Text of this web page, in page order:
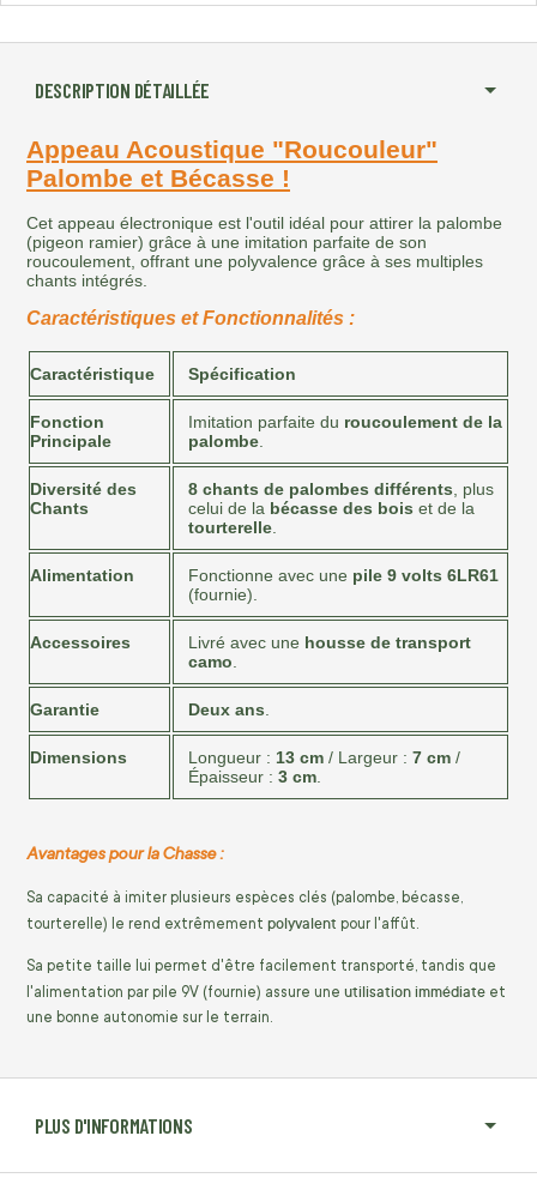
DESCRIPTION DÉTAILLÉE
PLUS D'INFORMATIONS
Appeau Acoustique "Roucouleur"
Palombe et Bécasse !
Cet appeau électronique est l'outil idéal pour attirer la palombe
(pigeon ramier) grâce à une imitation parfaite de son
roucoulement, offrant une polyvalence grâce à ses multiples
chants intégrés.
Caractéristiques et Fonctionnalités :
Caractéristique Spécification
Fonction
Principale
Imitation parfaite du roucoulement de la
palombe
Diversité des
Chants
8 chants de palombes différents , plus
celui de la bécasse des bois et de la
tourterelle
Alimentation Fonctionne avec une pile 9 volts 6LR61
(fournie).
Accessoires Livré avec une housse de transport
camo
Garantie Deux ans
Dimensions Longueur : 13 cm / Largeur : 7 cm /
Épaisseur : 3 cm
Avantages pour la Chasse :
Sa capacité à imiter plusieurs espèces clés (palombe, bécasse,
tourterelle) le rend extrêmement polyvalent pour l'affût.
Sa petite taille lui permet d'être facilement transporté, tandis que
l'alimentation par pile 9V (fournie) assure une utilisation immédiate et
une bonne autonomie sur le terrain.